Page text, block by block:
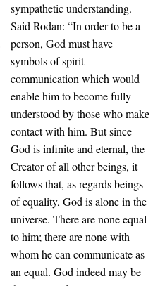
sympathetic understanding.
Said Rodan: “In order to be a
person, God must have
symbols of spirit
communication which would
enable him to become fully
understood by those who make
contact with him. But since
God is infinite and eternal, the
Creator of all other beings, it
follows that, as regards beings
of equality, God is alone in the
universe. There are none equal
to him; there are none with
whom he can communicate as
an equal. God indeed may be